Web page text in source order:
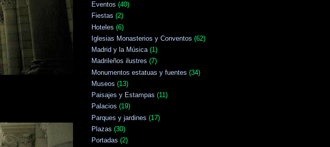
Eventos (40)
Fiestas (2)
Hoteles (6)
Iglesias Monasterios y Conventos (62)
Madrid y la Música (1)
Madrileños ilustres (7)
Monumentos estatuas y fuentes (34)
Museos (13)
Paisajes y Estampas (11)
Palacios (19)
Parques y jardines (17)
Plazas (30)
Portadas (2)